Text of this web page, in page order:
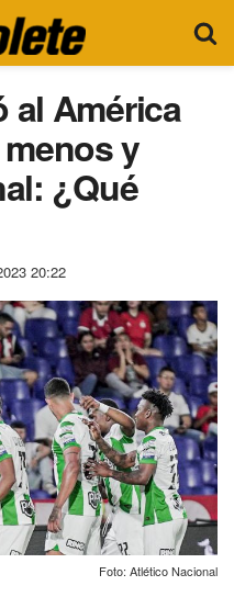
al América
y
¿Qué
20:22
Foto: Atlético Nacional